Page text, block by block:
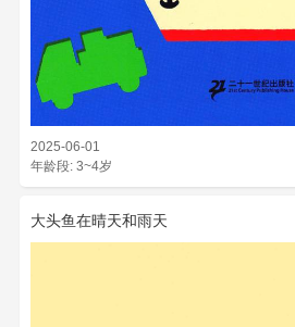
2025-06-01
年龄段: 3~4岁
大头鱼在晴天和雨天